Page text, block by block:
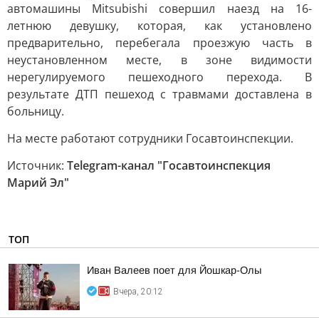
автомашины Mitsubishi совершил наезд на 16-
летнюю девушку, которая, как установлено
предварительно, перебегала проезжую часть в
неустановленном месте, в зоне видимости
нерегулируемого пешеходного перехода. В
результате ДТП пешеход с травмами доставлена в
больницу.
На месте работают сотрудники Госавтоинспекции.
Источник: Telegram-канал "Госавтоинспекция
Марий Эл"
ТОП
Иван Валеев поет для Йошкар-Олы
Вчера, 20:12